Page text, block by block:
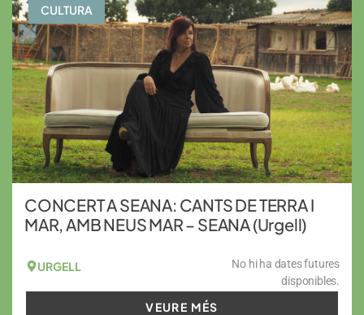
CULTURA
CONCERT A SEANA: CANTS DE TERRA I
MAR, AMB NEUS MAR – SEANA (Urgell)
URGELL
No hi ha dates futures
disponibles.
VEURE MÉS